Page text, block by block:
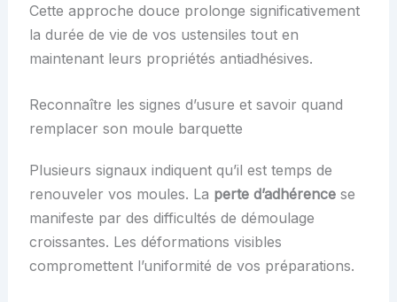
Cette approche douce prolonge significativement
la durée de vie de vos ustensiles tout en
maintenant leurs propriétés antiadhésives.
Reconnaître les signes d’usure et savoir quand
remplacer son moule barquette
Plusieurs signaux indiquent qu’il est temps de
renouveler vos moules. La perte d’adhérencese
manifeste par des difficultés de démoulage
croissantes. Les déformations visibles
compromettent l’uniformité de vos préparations.